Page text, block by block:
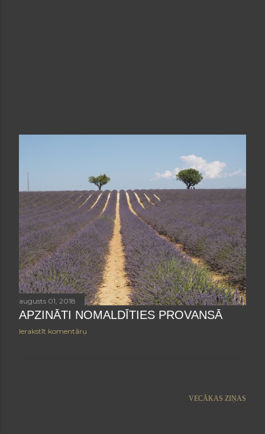
augusts 01, 2018
APZINĀTI NOMALDĪTIES PROVANSĀ
Ierakstīt komentāru
VECĀKAS ZIŅAS